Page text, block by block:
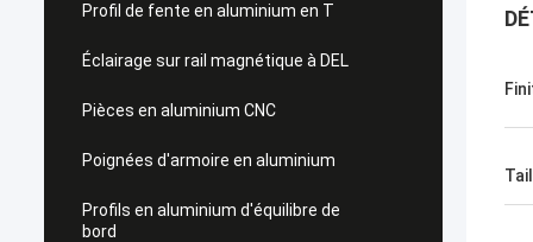
Profil de fente en aluminium en T
Éclairage sur rail magnétique à DEL
Pièces en aluminium CNC
Poignées d'armoire en aluminium
Profils en aluminium d'équilibre de
bord